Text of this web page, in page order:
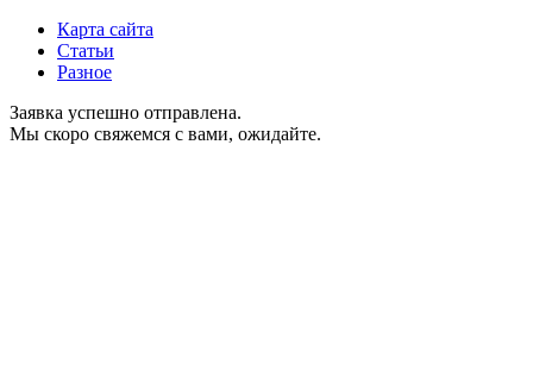
Карта сайта
Статьи
Разное
Заявка успешно отправлена.
Мы скоро свяжемся с вами, ожидайте.